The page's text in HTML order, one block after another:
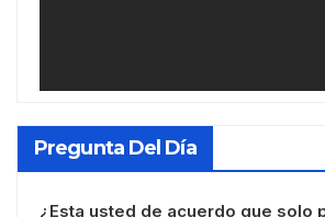
Pregunta Del Día
¿Esta usted de acuerdo que solo